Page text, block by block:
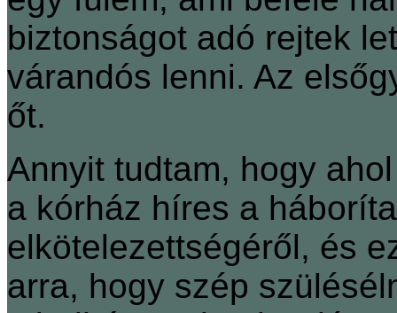
biztonságot adó rejtek
várandós lenni. Az
őt.
Annyit tudtam, hogy
a kórház híres a
elkötelezettségéről, és
arra, hogy szép